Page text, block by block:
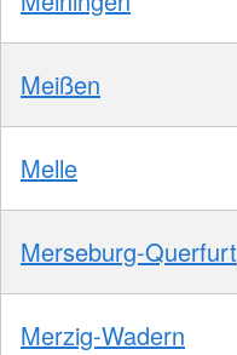
Meißen
Melle
Merseburg-Querfurt
Merzig-Wadern